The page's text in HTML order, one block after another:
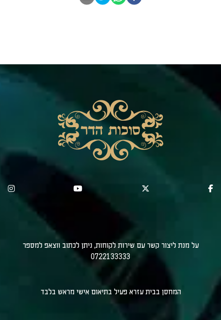
על מנת ליצור קשר עם שירות לקוחות, ניתן לכתוב ווצאפ למספר
0722133333
המחסן בבית עזרא פעיל בתיאום אישי מראש בלבד